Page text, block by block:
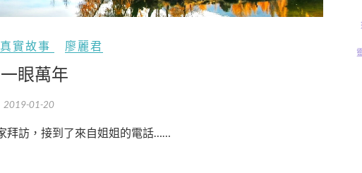
真實故事 廖麗君
一眼萬年
2019-01-20
拜訪，接到了來自姐姐的電話……